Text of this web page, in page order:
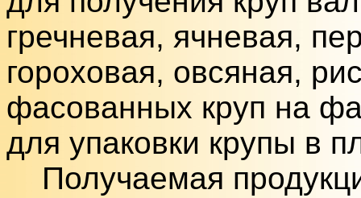
гречневая, ячневая,
гороховая, овсяная,
фасованных круп на
для упаковки крупы в
Получаемая